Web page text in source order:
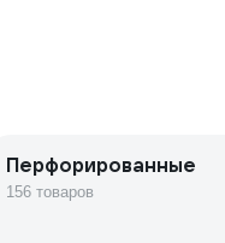
Перфорированные
156 товаров